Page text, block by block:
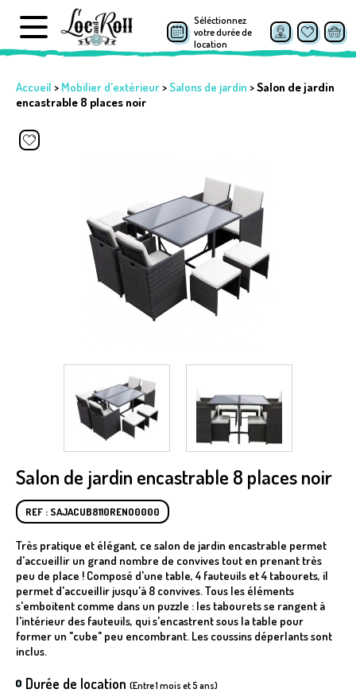
Séléctionnez
votre durée de
location
Accueil > Mobilier d'extérieur>Salons de jardin >Salon de jardin
encastrable 8 places noir
Salon de jardin encastrable 8 places noir
REF : SAJACUB8110RENO0000
Très pratique et élégant, ce salon de jardin encastrable permet
d'accueillir un grand nombre de convives tout en prenant très
peu de place ! Composé d'une table, 4 fauteuils et 4 tabourets, il
permet d'accueillir jusqu'à 8 convives. Tous les éléments
s'emboitent comme dans un puzzle : les tabourets se rangent à
l'intérieur des fauteuils, qui s'encastrent sous la table pour
former un "cube" peu encombrant. Les coussins déperlants sont
inclus.
Durée de location (Entre 1 mois et 5 ans)